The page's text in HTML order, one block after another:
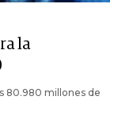
la
80.980 millones de